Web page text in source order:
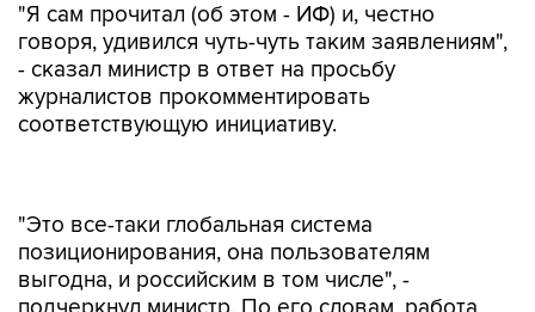
"Я сам прочитал (об этом - ИФ) и, честно
говоря, удивился чуть-чуть таким заявлениям",
- сказал министр в ответ на просьбу
журналистов прокомментировать
соответствующую инициативу.
выгодна, и российским в том числе", -
подчеркнул министр. По его словам, работа
GPS в России дает, в частности, возможность